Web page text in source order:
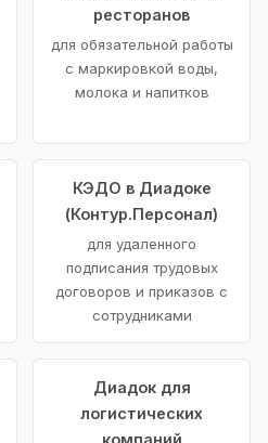
ресторанов
для обязательной работы
с маркировкой воды,
молока и напитков
КЭДО в Диадоке
(Контур.Персонал)
для удаленного
подписания трудовых
договоров и приказов с
сотрудниками
Диадок для
логистических